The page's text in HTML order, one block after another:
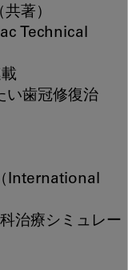
著）
Technical
い歯冠修復治
International
治療シミュレー